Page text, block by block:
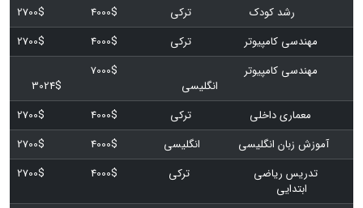
رشد کودک
ترکی
مهندسی کامپیوتر
ترکی
مهندسی کامپیوتر
انگلیسی
3024$
معماری داخلی
ترکی
آموزش زبان انگلیسی
انگلیسی
تدریس ریاضی
ابتدایی
ترکی